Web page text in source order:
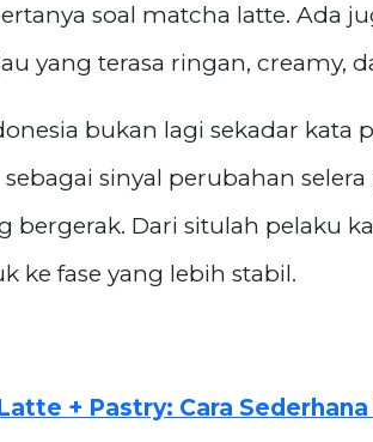
soal matcha latte. Ada
yang terasa ringan, creamy,
bukan lagi sekadar
sinyal perubahan
bergerak. Dari situlah pelaku
ke fase yang lebih stabil.
+ Pastry: Cara